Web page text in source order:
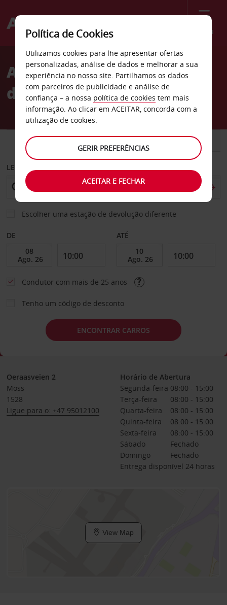
Menu
Welcome
AvisAluguer de carros Cidade
de Moss
CARRO COMERCIAIS
LEVANTAR EM
Escolher uma estação de devolução diferente
DE ATÉ
Condutor com mais de 25 anos
Tenho um código de desconto
ENCONTRAR CARROS
Oeraasveien 2
Moss
1528
Ligue para o: +47 95012100
Horário de Abertura
Segunda-feira 08:00 - 15:00
Terça-feira
08:00 - 15:00
Quarta-feira
08:00 - 15:00
Quinta-feira
08:00 - 15:00
Sexta-feira
08:00 - 15:00
Sábado
Fechado
Domingo
Fechado
Entrega disponível 24 horas
View Map
Política de Cookies
Utilizamos cookies para lhe apresentar ofertas
personalizadas, análise de dados e melhorar a sua
experiência no nosso site. Partilhamos os dados
com parceiros de publicidade e análise de
confiança – a nossa política de cookies tem mais
informação. Ao clicar em ACEITAR, concorda com a
utilização de cookies.
GERIR PREFERÊNCIAS
ACEITAR E FECHAR